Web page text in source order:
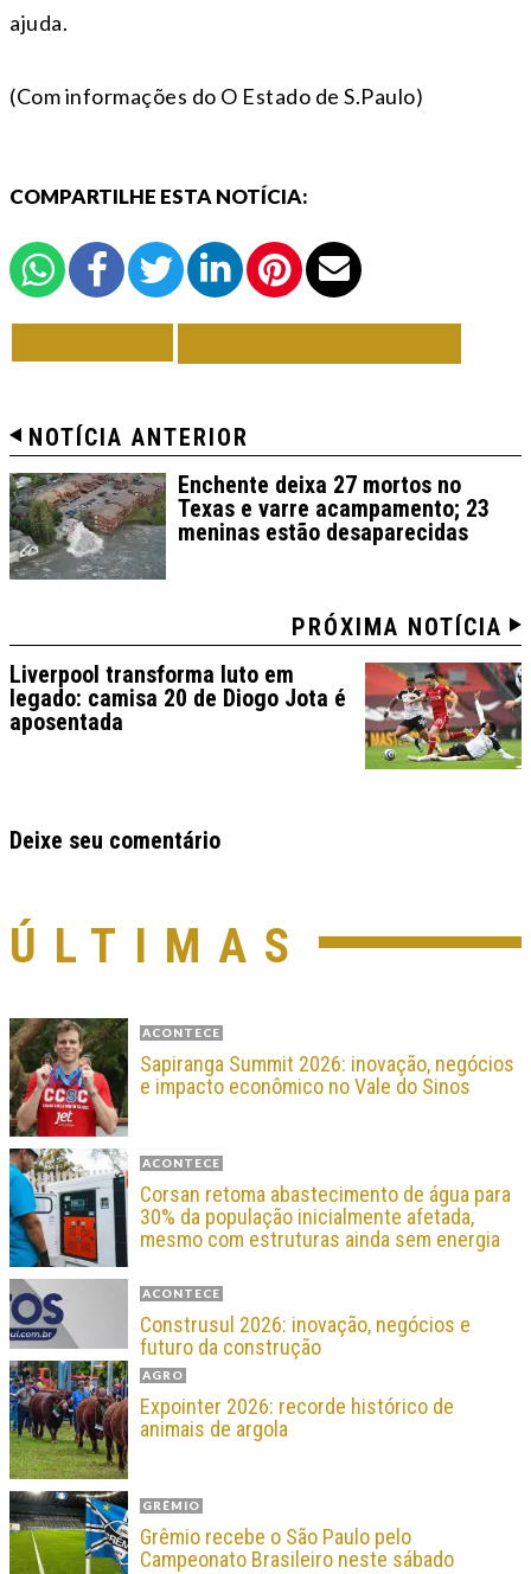
ajuda.
(Com informações do O Estado de S.Paulo)
COMPARTILHE ESTA NOTÍCIA:
NOTÍCIA ANTERIOR
Enchente deixa 27 mortos no
Texas e varre acampamento; 23
meninas estão desaparecidas
PRÓXIMA NOTÍCIA
Liverpool transforma luto em
legado: camisa 20 de Diogo Jota é
aposentada
Deixe seu comentário
ÚLTIMAS
ACONTECE
Sapiranga Summit 2026: inovação, negócios
e impacto econômico no Vale do Sinos
ACONTECE
Corsan retoma abastecimento de água para
30% da população inicialmente afetada,
mesmo com estruturas ainda sem energia
ACONTECE
Construsul 2026: inovação, negócios e
futuro da construção
AGRO
Expointer 2026: recorde histórico de
animais de argola
GRÊMIO
Grêmio recebe o São Paulo pelo
Campeonato Brasileiro neste sábado